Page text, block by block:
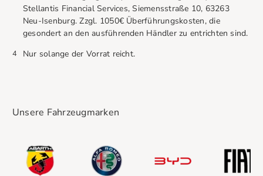
Stellantis Financial Services, Siemensstraße 10, 63263
Neu-Isenburg. Zzgl. 1050€ Überführungskosten, die
gesondert an den ausführenden Händler zu entrichten sind.
4 Nur solange der Vorrat reicht.
Unsere Fahrzeugmarken